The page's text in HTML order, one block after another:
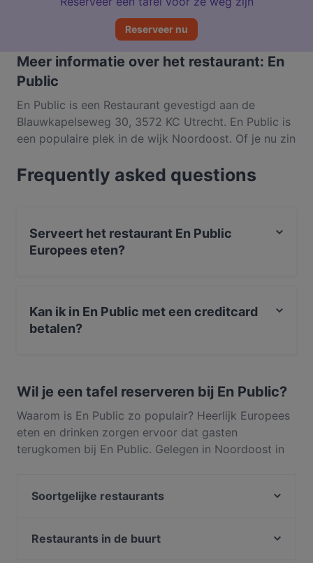
Reserveer nu
Meer informatie over het restaurant: En
Public
En Public is een Restaurant gevestigd aan de
Blauwkapelseweg 30, 3572 KC Utrecht. En Public is
een populaire plek in de wijk Noordoost. Of je nu zin
fijnproeverservaring, ontdek de gerechten bij En
Public en ervaar authentiek Europees eten in
Frequently asked questions
Serveert het restaurant En Public
Europees eten?
Kan ik in En Public met een creditcard
betalen?
Wil je een tafel reserveren bij En Public?
Waarom is En Public zo populair? Heerlijk Europees
eten en drinken zorgen ervoor dat gasten
terugkomen bij En Public. Gelegen in Noordoost in
andere restaurants in Utrecht en reserveer vandaag
genieten!
Soortgelijke restaurants
Beuntjes Grand Café
Restaurants in de buurt